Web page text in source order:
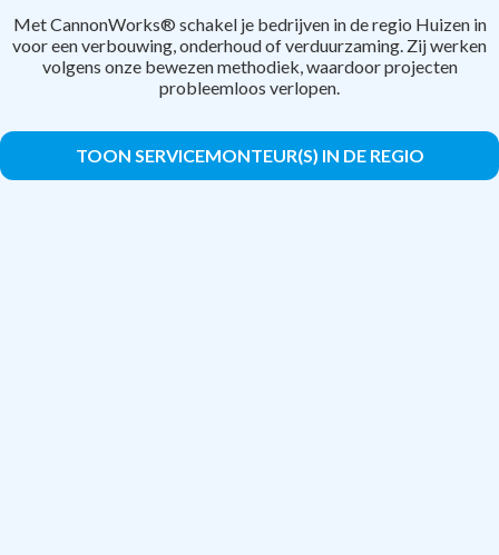
Met CannonWorks® schakel je bedrijven in de regio Huizen in
voor een verbouwing, onderhoud of verduurzaming. Zij werken
volgens onze bewezen methodiek, waardoor projecten
probleemloos verlopen.
TOON SERVICEMONTEUR(S) IN DE REGIO